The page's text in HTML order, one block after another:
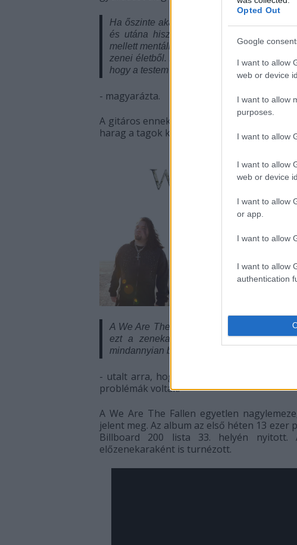
Opted Out
Google
I want to allow
web or device
I want to allow
purposes.
I want to allow
I want to allow
web or device
I want to allow
or app.
I want to allow
I want to allow
authentication
Ha őszinte akarok lenni, ez nagy részben
és utána hiszem, hogy képes lennék ezt
mellett mentális nehézségekkel is
zenei életből. Nem akartam, hogy bárki
hogy a testem elárul, a kezeim teherré
- magyarázta.
A gitáros ennek ellenére egyértelművé
harag a tagok között.
A We Are The Fallen nem oszlott fel.
ezt a zenekart. Nincs rossz vér. Ez a
mindannyian beszélünk egymással.
- utalt arra, hogy a szóban forgó
problémák voltak.
A We Are The Fallen egyetlen
jelent meg. Az album az első héten 13 ezer
Billboard 200 lista 33. helyén
előzenekaraként is turnézott.